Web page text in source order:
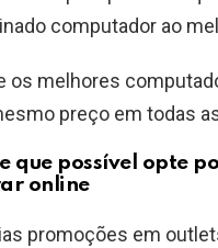
computador ao
os melhores
preço em todas
que possível opte
online
promoções em